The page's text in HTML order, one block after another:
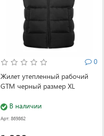
0
Жилет утепленный рабочий
GTM черный размер XL
В наличии
Арт: 869862